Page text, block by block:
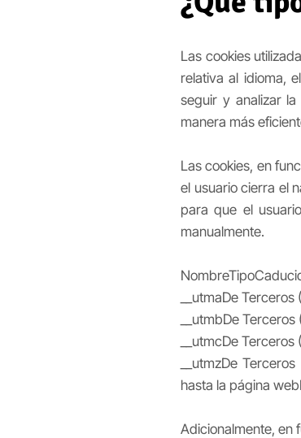
Las cookies
relativa al idioma,
seguir y analizar
manera más
Las cookies, en
el usuario cierra el
para que el
manualmente.
__utmaDe
__utmbDe
__utmcDe
__utmzDe
hasta la página
Adicionalmente, en